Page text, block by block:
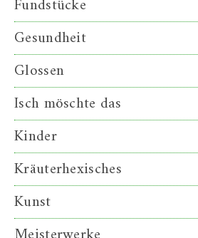
Fundstücke
Gesundheit
Glossen
Isch möschte das
Kinder
Kräuterhexisches
Kunst